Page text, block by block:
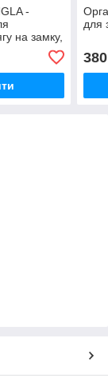
-
на замку,
для
380